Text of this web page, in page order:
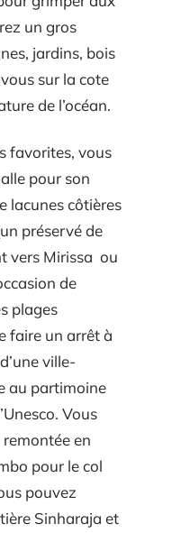
un gros
jardins, bois
sur la cote
de l’océan.
favorites, vous
pour son
lacunes côtières
préservé de
vers Mirissa ou
de
plages
faire un arrêt à
ville-
au partimoine
Vous
en
pour le col
pouvez
Sinharaja et